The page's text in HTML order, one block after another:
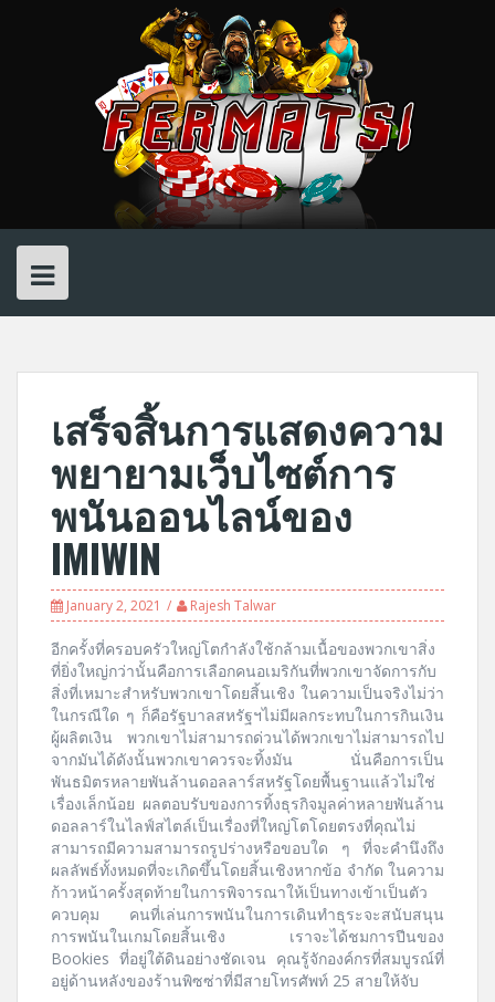
เสร็จสิ้นการแสดงความ
พยายามเว็บไซต์การ
พนันออนไลน์ของ
IMIWIN
January 2, 2021 Rajesh Talwar
อีกครั้งที่ครอบครัวใหญ่โตกำลังใช้กล้ามเนื้อของพวกเขาสิ่ง
ที่ยิ่งใหญ่กว่านั้นคือการเลือกคนอเมริกันที่พวกเขาจัดการกับ
สิ่งที่เหมาะสำหรับพวกเขาโดยสิ้นเชิง ในความเป็นจริงไม่ว่า
ในกรณีใด ๆ ก็คือรัฐบาลสหรัฐฯไม่มีผลกระทบในการกินเงิน
ผู้ผลิตเงิน พวกเขาไม่สามารถด่วนได้พวกเขาไม่สามารถไป
จากมันได้ดังนั้นพวกเขาควรจะทิ้งมัน นั่นคือการเป็น
พันธมิตรหลายพันล้านดอลลาร์สหรัฐโดยพื้นฐานแล้วไม่ใช่
เรื่องเล็กน้อย ผลตอบรับของการทิ้งธุรกิจมูลค่าหลายพันล้าน
ดอลลาร์ในไลฟ์สไตล์เป็นเรื่องที่ใหญ่โตโดยตรงที่คุณไม่
สามารถมีความสามารถรูปร่างหรือขอบใด ๆ ที่จะคำนึงถึง
ผลลัพธ์ทั้งหมดที่จะเกิดขึ้นโดยสิ้นเชิงหากข้อ จำกัด ในความ
ก้าวหน้าครั้งสุดท้ายในการพิจารณาให้เป็นทางเข้าเป็นตัว
ควบคุม คนที่เล่นการพนันในการเดินทำธุระจะสนับสนุน
การพนันในเกมโดยสิ้นเชิง เราจะได้ชมการปีนของ
Bookies ที่อยู่ใต้ดินอย่างชัดเจน คุณรู้จักองค์กรที่สมบูรณ์ที่
อยู่ด้านหลังของร้านพิซซ่าที่มีสายโทรศัพท์ 25 สายให้จับ